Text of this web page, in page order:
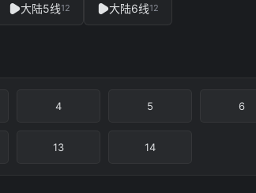
大陆5线12 大陆6线12
4 5 6
13 14